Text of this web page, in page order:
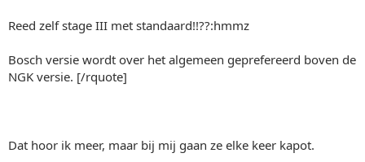
Reed zelf stage III met standaard!!??:hmmz
Bosch versie wordt over het algemeen geprefereerd boven de
NGK versie. [/rquote]
Dat hoor ik meer, maar bij mij gaan ze elke keer kapot.